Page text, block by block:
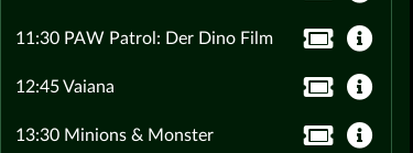
11:30 PAW Patrol: Der Dino Film
12:45 Vaiana
13:30 Minions & Monster